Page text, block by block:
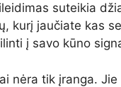
suteikia
kurį jaučiate kas
į savo kūno
nėra tik įranga. Jie